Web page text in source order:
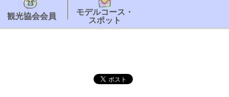
観光協会会員
モデルコース・
スポット